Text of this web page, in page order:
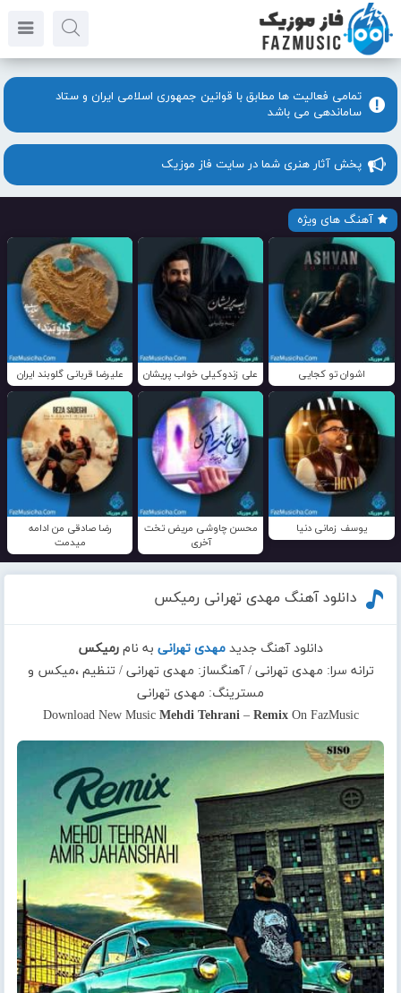
تمامی فعالیت ها مطابق با قوانین جمهوری اسلامی ایران و ستاد
ساماندهی می باشد
پخش آثار هنری شما در سایت فاز موزیک
آهنگ های ویژه
اشوان تو کجایی علی زندوکیلی خواب پریشان علیرضا قربانی گلوبند ایران
یوسف زمانی دنیا
محسن چاوشی مریض تخت
آخری
رضا صادقی من ادامه
میدمت
دانلود آهنگ مهدی تهرانی رمیکس
دانلود آهنگ جدید مهدی تهرانی به نام رمیکس
ترانه سرا: مهدی تهرانی / آهنگساز: مهدی تهرانی / تنظیم ،میکس و
مسترینگ: مهدی تهرانی
Download New Music Mehdi Tehrani– RemixOn FazMusic